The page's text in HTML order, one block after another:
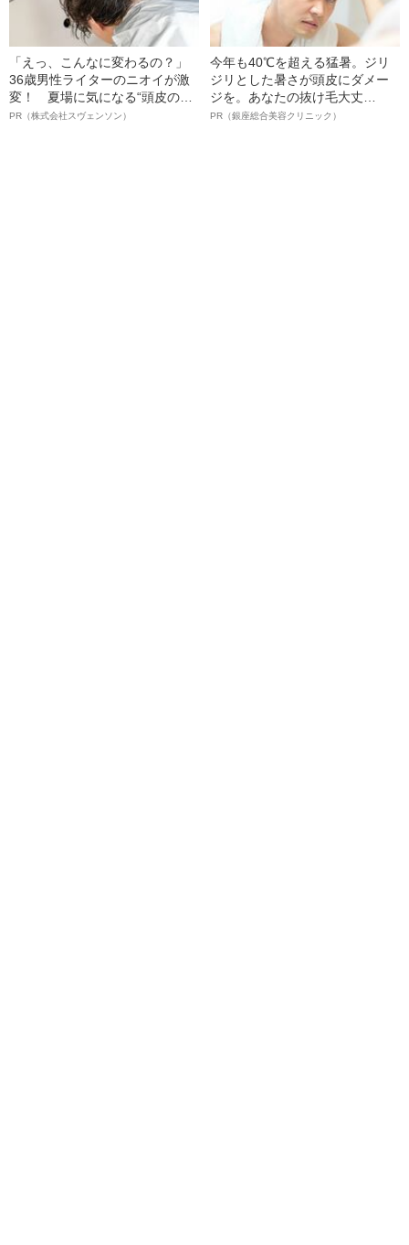
「えっ、こんなに変わるの？」
36歳男性ライターのニオイが激
変！ 夏場に気になる“頭皮のニ
オイ”や“ベタつき”を解消す
PR（株式会社スヴェンソン）
今年も40℃を超える猛暑。ジリ
ジリとした暑さが頭皮にダメー
ジを。あなたの抜け毛大丈
夫！？
PR（銀座総合美容クリニック）